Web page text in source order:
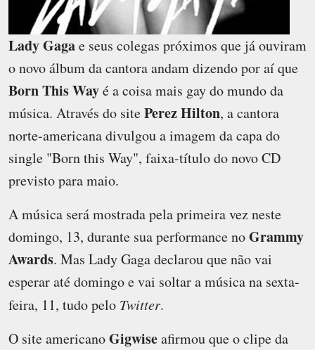
Lady Gagae seus colegas próximos que já ouviram
o novo álbum da cantora andam dizendo por aí que
Born This Wayé a coisa mais gay do mundo da
música. Através do sitePerez Hilton, a cantora
norte-americana divulgou a imagem da capa do
single "Born this Way", faixa-título do novo CD
previsto para maio.
A música será mostrada pela primeira vez neste
domingo, 13, durante sua performance noGrammy
Awards. Mas Lady Gaga declarou que não vai
esperar até domingo e vai soltar a música na sexta-
feira, 11, tudo pelo Twitter.
O site americanoGigwiseafirmou que o clipe da